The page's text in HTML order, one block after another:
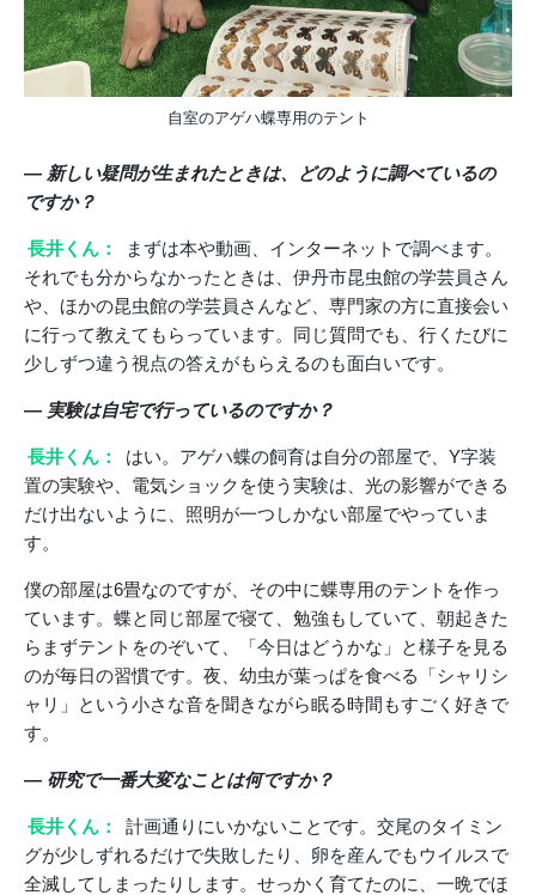
自室のアゲハ蝶専用のテント
― 新しい疑問が生まれたときは、どのように調べているの
ですか？
長井くん：
まずは本や動画、インターネットで調べます。
それでも分からなかったときは、伊丹市昆虫館の学芸員さん
や、ほかの昆虫館の学芸員さんなど、専門家の方に直接会い
に行って教えてもらっています。同じ質問でも、行くたびに
少しずつ違う視点の答えがもらえるのも面白いです。
― 実験は自宅で行っているのですか？
長井くん：
はい。アゲハ蝶の飼育は自分の部屋で、Y字装
置の実験や、電気ショックを使う実験は、光の影響ができる
だけ出ないように、照明が一つしかない部屋でやっていま
す。
僕の部屋は6畳なのですが、その中に蝶専用のテントを作っ
ています。蝶と同じ部屋で寝て、勉強もしていて、朝起きた
らまずテントをのぞいて、「今日はどうかな」と様子を見る
のが毎日の習慣です。夜、幼虫が葉っぱを食べる「シャリシ
ャリ」という小さな音を聞きながら眠る時間もすごく好きで
す。
― 研究で一番大変なことは何ですか？
長井くん：
計画通りにいかないことです。交尾のタイミン
グが少しずれるだけで失敗したり、卵を産んでもウイルスで
全滅してしまったりします。せっかく育てたのに、一晩でほ